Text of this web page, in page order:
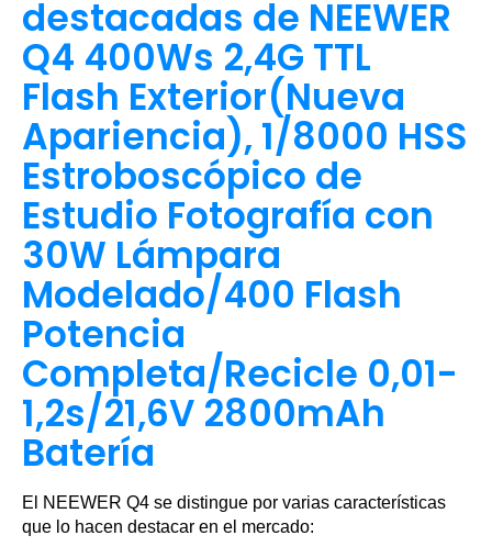
destacadas de NEEWER
Q4 400Ws 2,4G TTL
Flash Exterior(Nueva
Apariencia), 1/8000 HSS
Estroboscópico de
Estudio Fotografía con
30W Lámpara
Modelado/400 Flash
Potencia
Completa/Recicle 0,01-
1,2s/21,6V 2800mAh
Batería
El NEEWER Q4 se distingue por varias características
que lo hacen destacar en el mercado: